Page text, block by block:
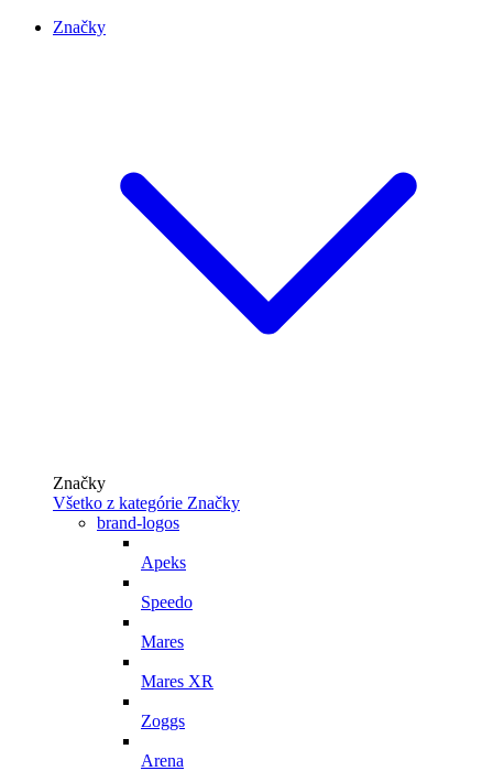
Značky
Značky
Všetko z kategórie Značky
brand-logos
Apeks
Speedo
Mares
Mares XR
Zoggs
Arena